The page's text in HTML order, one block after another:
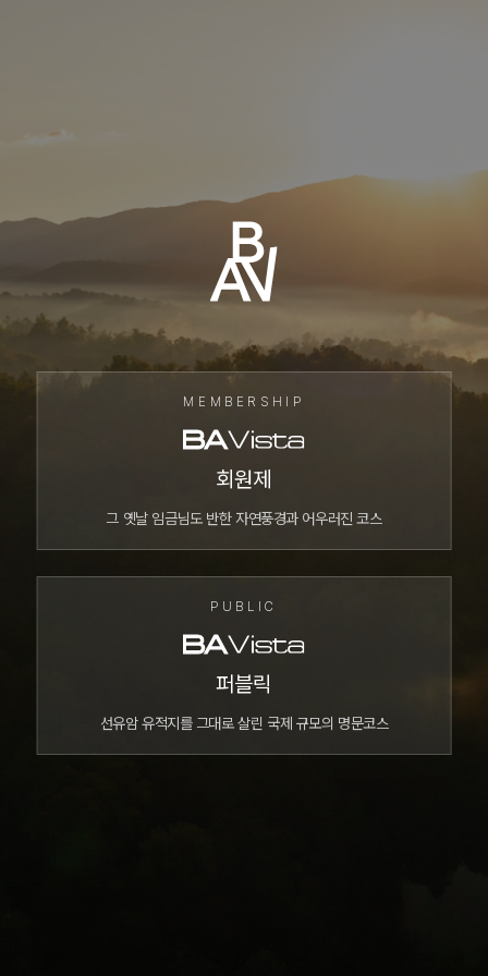
MEMBERSHIP
회원제
그 옛날 임금님도 반한 자연풍경과 어우러진 코스
PUBLIC
퍼블릭
선유암 유적지를 그대로 살린 국제 규모의 명문코스